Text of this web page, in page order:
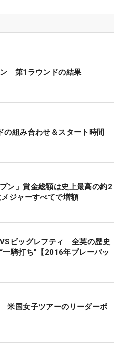
ラフに外すシーンが目立
い。「この風のなか、うま
難コンディションのなかと
、微妙なパーパットも決め
」とロングパットやワンピ
だ。
雨は降ったり止んだりを繰
ほど風は勢いを増した。
とし、苦しい状況で迎え
）。ティショットでは打
感が走ったが、ボールは
残った。強いフォローの風
アンで刻むと、3打目でワ
ラリーから拍手が起きる。
フックです』って言ってく
としっかり沈めてバーデ
ィが入って良かった」と安
第1ラウンドの結果
の組み合わせ＆スタート時間
プン」賞金総額は史上最高の約2
ジャーすべてで増額
ビッグレフティ 全英の歴史
一騎打ち”【2016年プレーバッ
米国女子ツアーのリーダーボ